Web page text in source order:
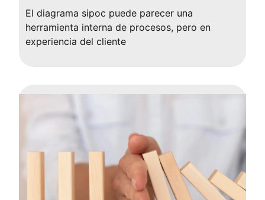
El diagrama sipoc puede parecer una
herramienta interna de procesos, pero en
experiencia del cliente